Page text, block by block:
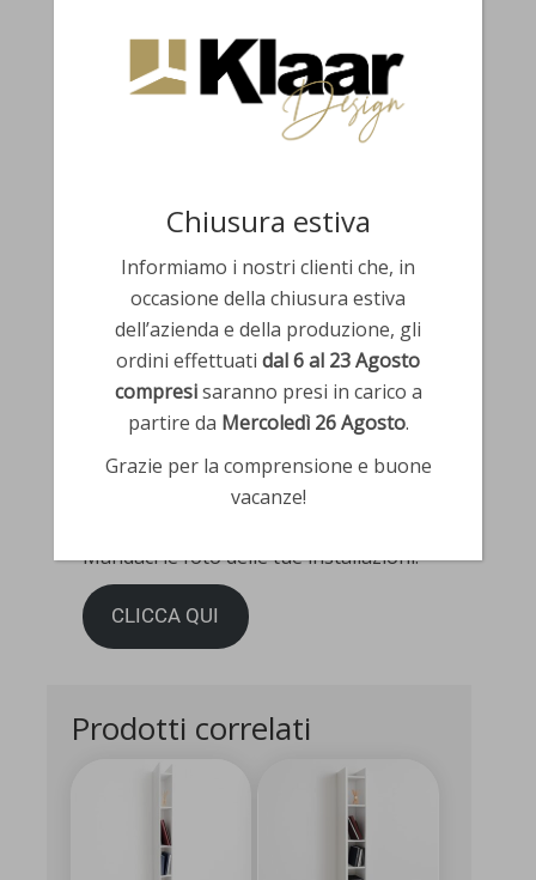
* = campi obbligatori
Mandaci le foto delle tue installazioni!
CLICCA QUI
Prodotti correlati
Chiusura estiva
Informiamo i nostri clienti che, in
occasione della chiusura estiva
dell’azienda e della produzione, gli
ordini effettuati dal 6 al 23 Agosto
compresisaranno presi in carico a
partire da Mercoledì 26 Agosto.
Grazie per la comprensione e buone
vacanze!